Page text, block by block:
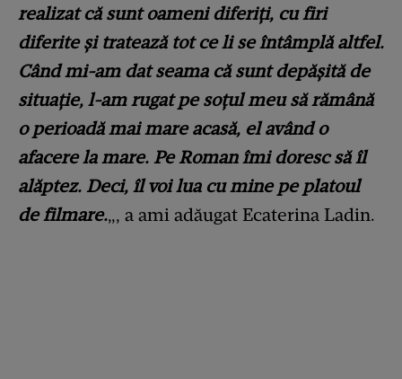
realizat că sunt oameni diferiți, cu firi
diferite și tratează tot ce li se întâmplă altfel.
Când mi-am dat seama că sunt depășită de
situație, l-am rugat pe soțul meu să rămână
o perioadă mai mare acasă, el având o
afacere la mare. Pe Roman îmi doresc să îl
alăptez. Deci, îl voi lua cu mine pe platoul
de filmare.„, a ami adăugat Ecaterina Ladin.